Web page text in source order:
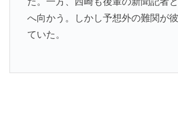
へ向かう。しかし予想外の難関が
ていた。